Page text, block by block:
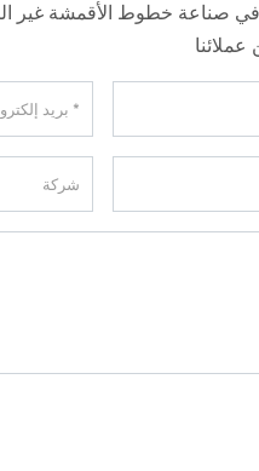
في صناعة خطوط الأقمشة غير